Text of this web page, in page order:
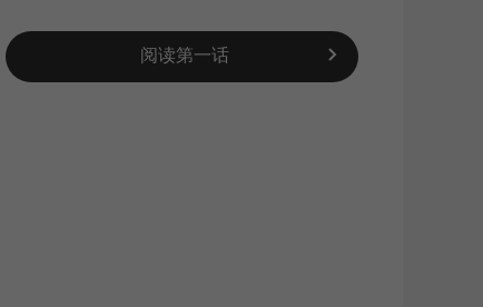
阅读第一话